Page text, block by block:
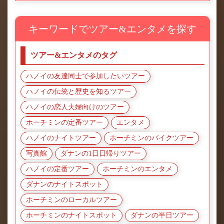
キーワードでツアー&エンタメを探す
ツアー&エンタメのタグ
ハノイの友達同士で参加したいツアー
ハノイの伝統と歴史を知るツアー
ハノイの恋人夫婦向けのツアー
ホーチミンの定番ツアー エンタメ
ハノイのナイトツアー ホーチミンのバイクツアー
写真館 ダナンの1日日帰りツアー
ハノイの定番ツアー ホーチミンのエンタメ
ダナンのナイトスポット
ホーチミンのローカルツアー
ホーチミンのナイトスポット ダナンの半日ツアー